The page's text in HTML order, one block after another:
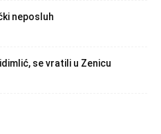
neposluh
se vratili u Zenicu